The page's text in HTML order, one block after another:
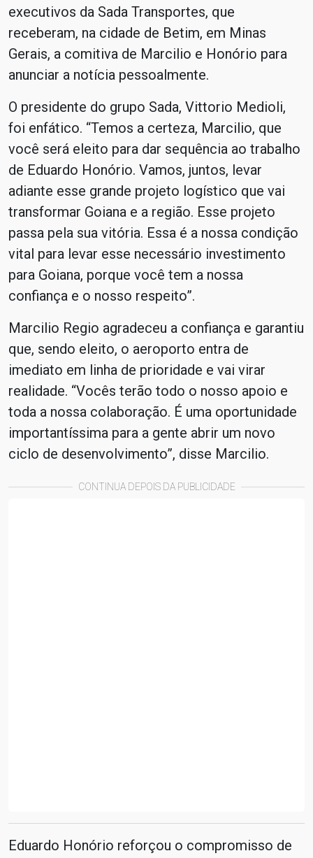
executivos da Sada Transportes, que
receberam, na cidade de Betim, em Minas
Gerais, a comitiva de Marcilio e Honório para
anunciar a notícia pessoalmente.
O presidente do grupo Sada, Vittorio Medioli,
foi enfático. “Temos a certeza, Marcilio, que
você será eleito para dar sequência ao trabalho
de Eduardo Honório. Vamos, juntos, levar
adiante esse grande projeto logístico que vai
transformar Goiana e a região. Esse projeto
passa pela sua vitória. Essa é a nossa condição
vital para levar esse necessário investimento
para Goiana, porque você tem a nossa
confiança e o nosso respeito”.
Marcilio Regio agradeceu a confiança e garantiu
que, sendo eleito, o aeroporto entra de
imediato em linha de prioridade e vai virar
realidade. “Vocês terão todo o nosso apoio e
toda a nossa colaboração. É uma oportunidade
importantíssima para a gente abrir um novo
ciclo de desenvolvimento”, disse Marcilio.
CONTINUA DEPOIS DA PUBLICIDADE
Eduardo Honório reforçou o compromisso de